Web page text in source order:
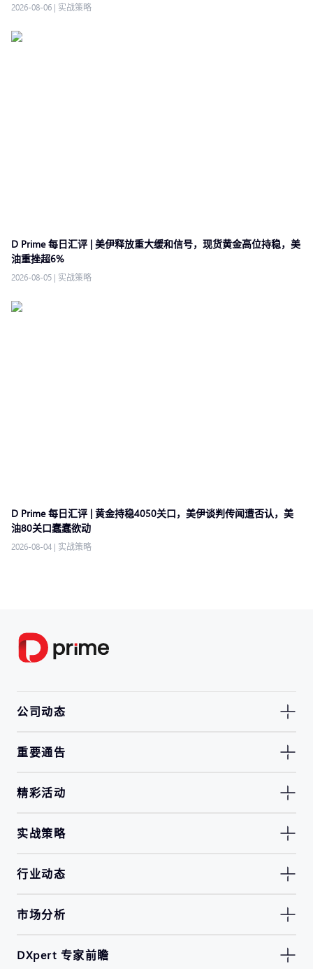
2026-08-06 | 实战策略
D Prime 每日汇评 | 美伊释放重大缓和信号，现货黄金高位持稳，美
油重挫超6%
2026-08-05 | 实战策略
D Prime 每日汇评 | 黄金持稳4050关口，美伊谈判传闻遭否认，美
油80关口蠢蠢欲动
2026-08-04 | 实战策略
公司动态
重要通告
精彩活动
实战策略
行业动态
市场分析
DXpert 专家前瞻